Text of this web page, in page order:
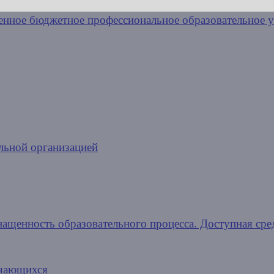
организацией
образовательного процесса. Доступная